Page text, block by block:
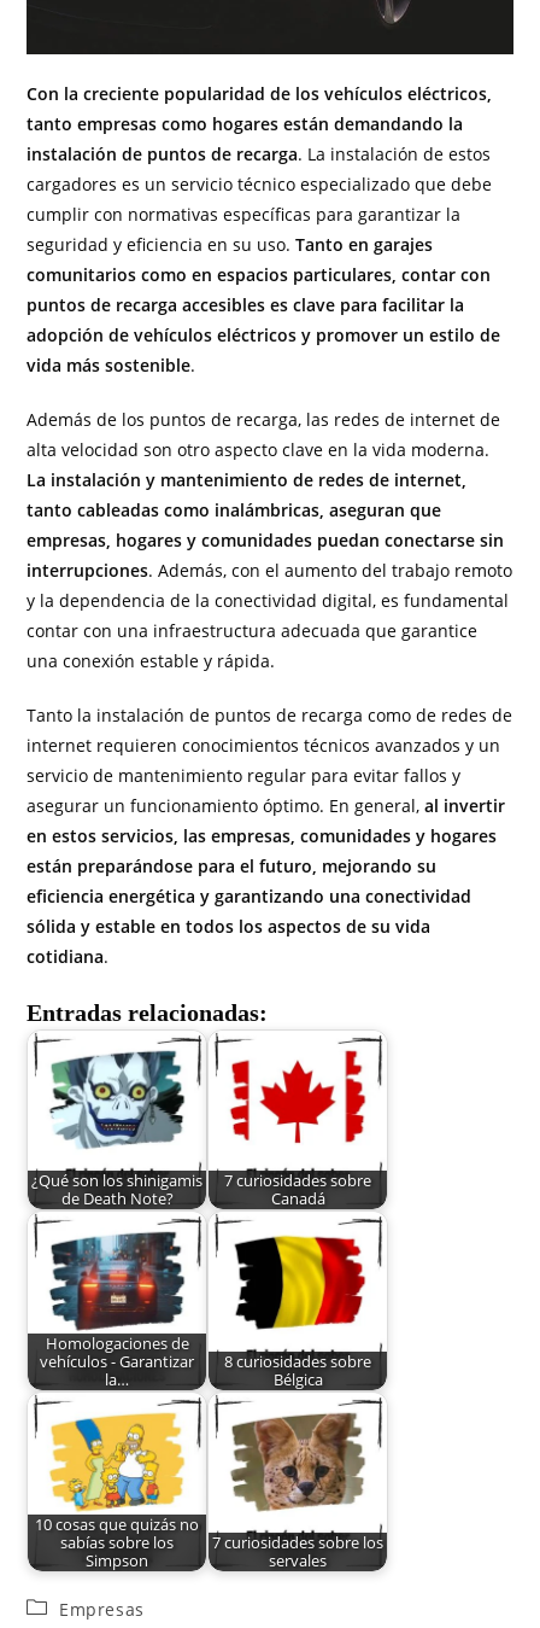
Con la creciente popularidad de los vehículos eléctricos,
tanto empresas como hogares están demandando la
instalación de puntos de recarga. La instalación de estos
cargadores es un servicio técnico especializado que debe
cumplir con normativas específicas para garantizar la
seguridad y eficiencia en su uso.Tanto en garajes
comunitarios como en espacios particulares, contar con
puntos de recarga accesibles es clave para facilitar la
adopción de vehículos eléctricos y promover un estilo de
vida más sostenible.
Además de los puntos de recarga, las redes de internet de
alta velocidad son otro aspecto clave en la vida moderna.
La instalación y mantenimiento de redes de internet,
tanto cableadas como inalámbricas, aseguran que
empresas, hogares y comunidades puedan conectarse sin
interrupciones. Además, con el aumento del trabajo remoto
y la dependencia de la conectividad digital, es fundamental
contar con una infraestructura adecuada que garantice
una conexión estable y rápida.
Tanto la instalación de puntos de recarga como de redes de
internet requieren conocimientos técnicos avanzados y un
servicio de mantenimiento regular para evitar fallos y
asegurar un funcionamiento óptimo. En general,al invertir
en estos servicios, las empresas, comunidades y hogares
están preparándose para el futuro, mejorando su
eficiencia energética y garantizando una conectividad
sólida y estable en todos los aspectos de su vida
cotidiana.
Entradas relacionadas:
¿Qué son los shinigamis
de Death Note?
7 curiosidades sobre
Canadá
Homologaciones de
vehículos - Garantizar
la…
8 curiosidades sobre
Bélgica
10 cosas que quizás no
sabías sobre los
Simpson
7 curiosidades sobre los
servales
Empresas